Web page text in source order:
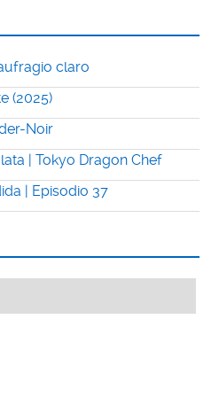
claro
(2025)
Noir
| Tokyo Dragon Chef
| Episodio 37